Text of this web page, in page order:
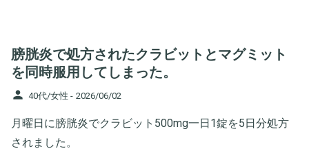
膀胱炎で処方されたクラビットとマグミット
を同時服用してしまった。
person 40代/女性 - 2026/06/02
月曜日に膀胱炎でクラビット500mg一日1錠を5日分処方
されました。